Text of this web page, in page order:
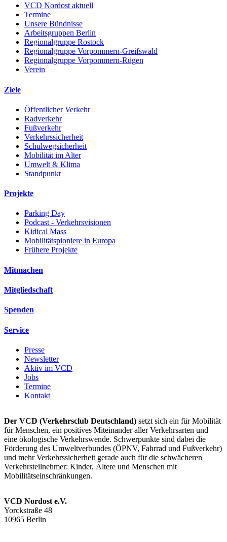
VCD Nordost aktuell
Termine
Unsere Bündnisse
Arbeitsgruppen Berlin
Regionalgruppe Rostock
Regionalgruppe Vorpommern-Greifswald
Regionalgruppe Vorpommern-Rügen
Verein
Ziele
Öffentlicher Verkehr
Radverkehr
Fußverkehr
Verkehrssicherheit
Schulwegsicherheit
Mobilität im Alter
Umwelt & Klima
Standpunkt
Projekte
Parking Day
Podcast - Verkehrsvisionen
Kidical Mass
Mobilitätspioniere in Europa
Frühere Projekte
Mitmachen
Mitgliedschaft
Spenden
Service
Presse
Newsletter
Aktiv im VCD
Jobs
Termine
Kontakt
Der VCD (Verkehrsclub Deutschland) setzt sich ein für Mobilität
für Menschen, ein positives Miteinander aller Verkehrsarten und
eine ökologische Verkehrswende. Schwerpunkte sind dabei die
Förderung des Umweltverbundes (ÖPNV, Fahrrad und Fußverkehr)
und mehr Verkehrssicherheit gerade auch für die schwächeren
Verkehrsteilnehmer: Kinder, Ältere und Menschen mit
Mobilitätseinschränkungen.
VCD Nordost e.V.
Yorckstraße 48
10965 Berlin